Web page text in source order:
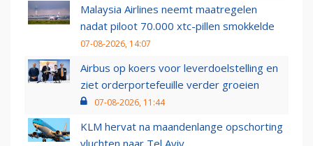
Malaysia Airlines neemt maatregelen
nadat piloot 70.000 xtc-pillen smokkelde
07-08-2026, 14:07
Airbus op koers voor leverdoelstelling en
ziet orderportefeuille verder groeien
07-08-2026, 11:44
KLM hervat na maandenlange opschorting